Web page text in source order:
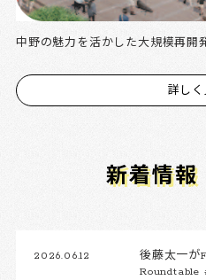
中野の魅力を活かした大規模再開
詳しく
新着情
2026.06.12
後藤太一が
Roundtable